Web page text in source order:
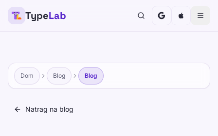
TypeLab
Dom Blog Blog
Natrag na blog